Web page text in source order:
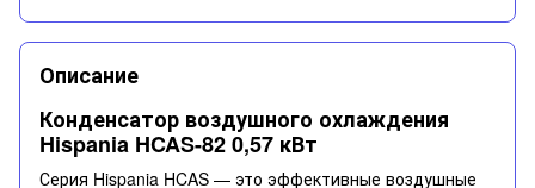
Описание
Конденсатор воздушного охлаждения
Hispania HCAS-82 0,57 кВт
Серия Hispania HCAS — это эффективные воздушные